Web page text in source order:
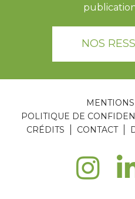
NOS
POLITIQUE DE
CRÉDITS
CONTACT